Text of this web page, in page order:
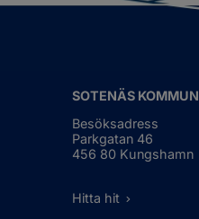
SOTENÄS KOMMUN
Besöksadress
Parkgatan 46
456 80 Kungshamn
Hitta hit